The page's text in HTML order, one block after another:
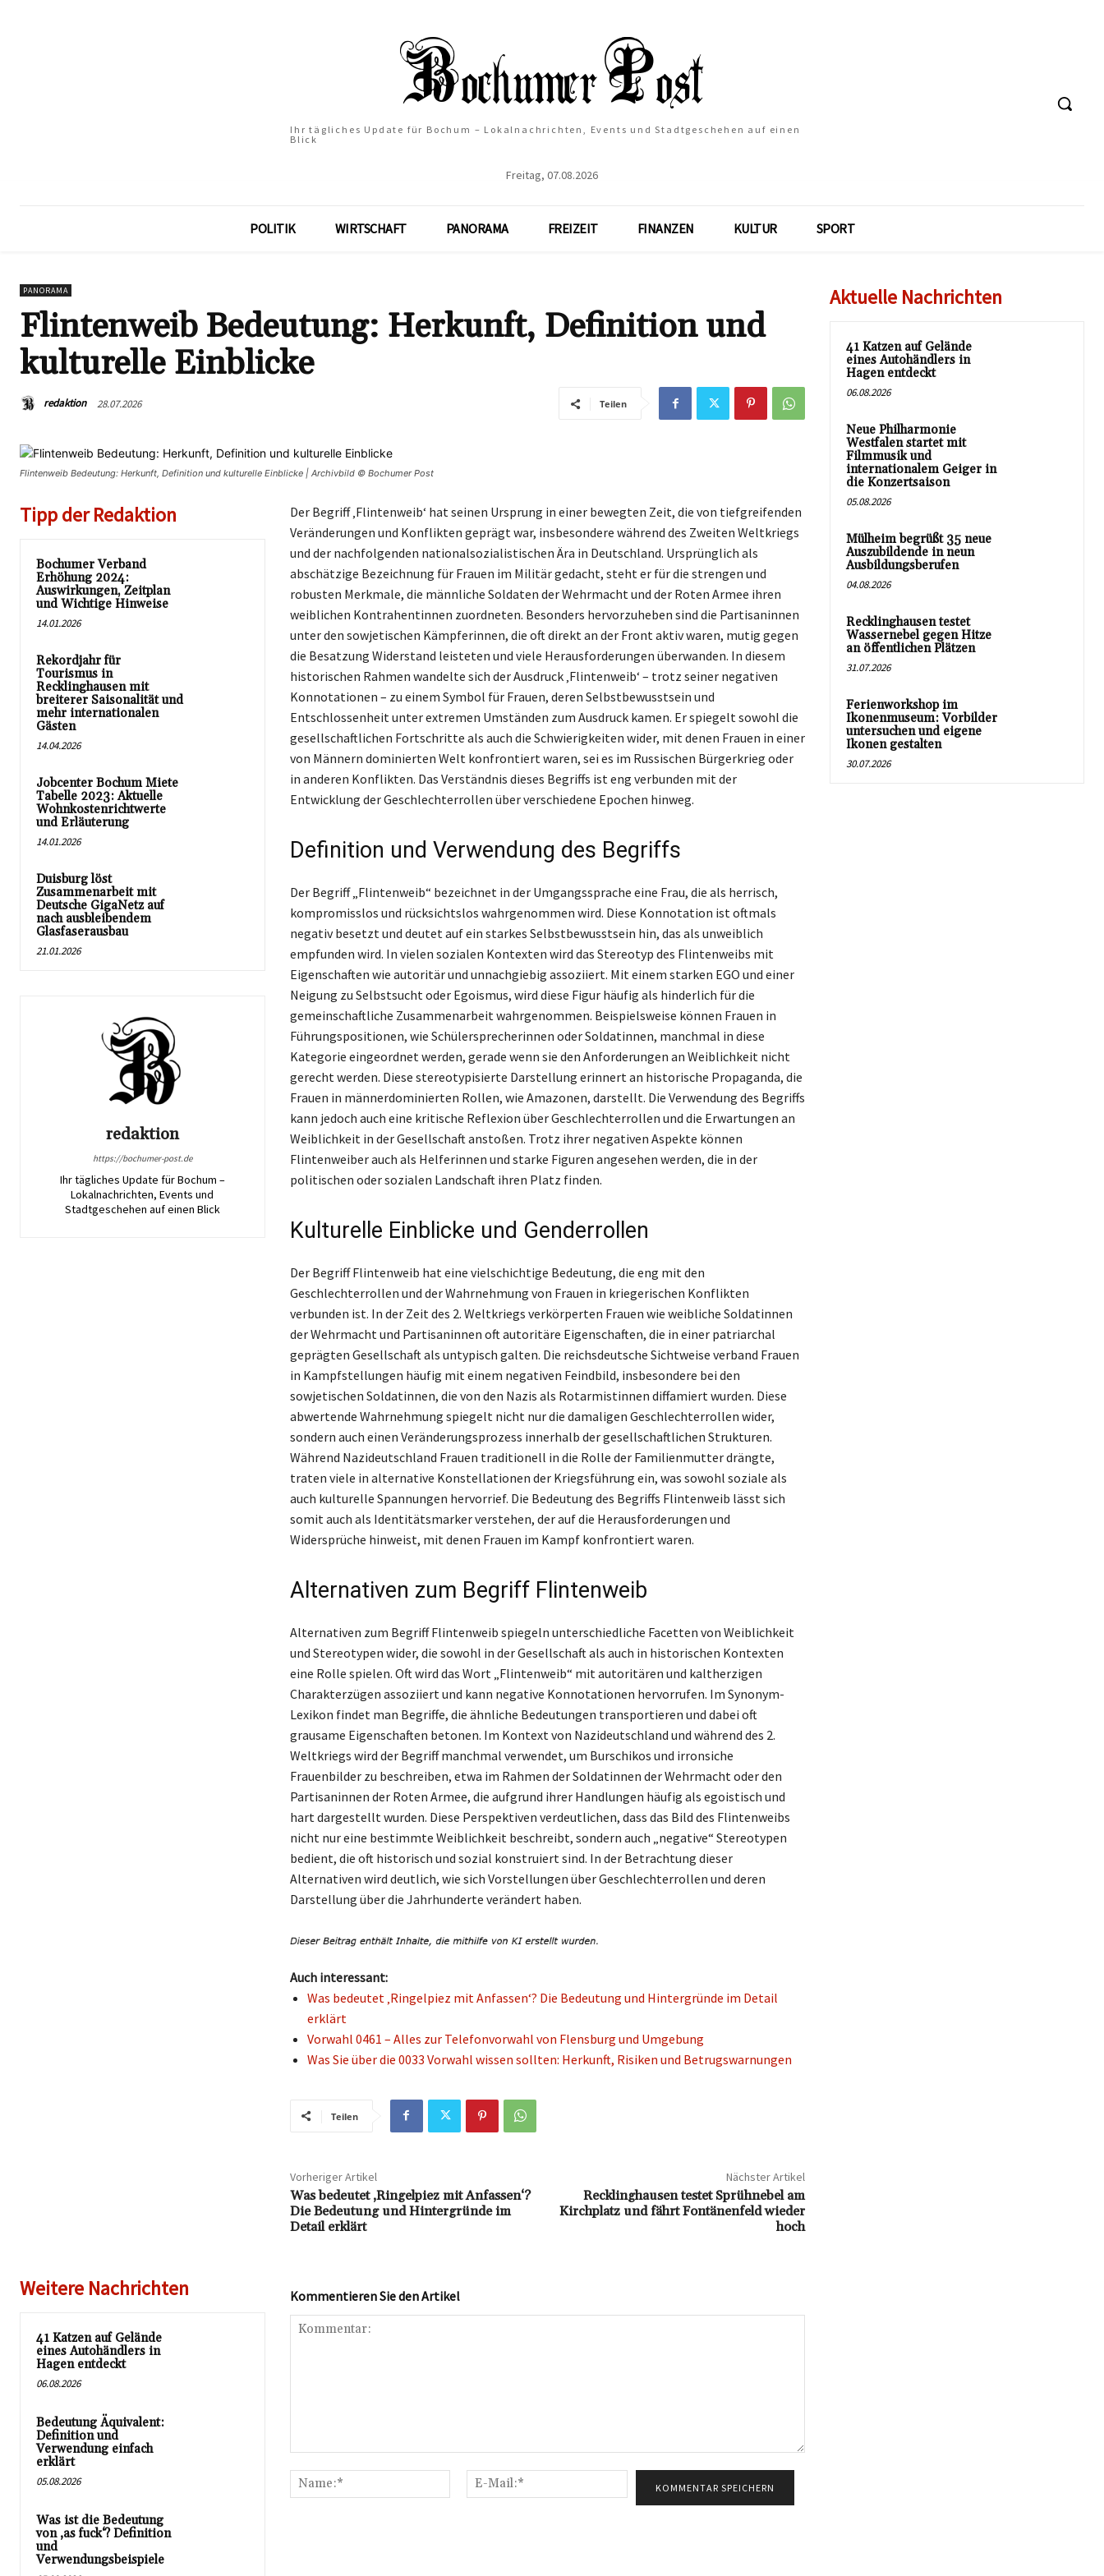
Ihr tägliches Update für Bochum – Lokalnachrichten, Events und Stadtgeschehen auf einen
Blick
Freitag, 07.08.2026
POLITIK WIRTSCHAFT PANORAMA FREIZEIT FINANZEN KULTUR SPORT
PANORAMA
Flintenweib Bedeutung: Herkunft, Definition und
kulturelle Einblicke
redaktion 28.07.2026 Teilen
Flintenweib Bedeutung: Herkunft, Definition und kulturelle Einblicke | Archivbild © Bochumer Post
Tipp der Redaktion
Bochumer Verband
Erhöhung 2024:
Auswirkungen, Zeitplan
und Wichtige Hinweise
14.01.2026
Rekordjahr für
Tourismus in
Recklinghausen mit
breiterer Saisonalität und
mehr internationalen
Gästen
14.04.2026
Jobcenter Bochum Miete
Tabelle 2023: Aktuelle
Wohnkostenrichtwerte
und Erläuterung
14.01.2026
Duisburg löst
Zusammenarbeit mit
Deutsche GigaNetz auf
nach ausbleibendem
Glasfaserausbau
21.01.2026
redaktion
https://bochumer-post.de
Ihr tägliches Update für Bochum –
Lokalnachrichten, Events und
Stadtgeschehen auf einen Blick
Der Begriff ‚Flintenweib‘ hat seinen Ursprung in einer bewegten Zeit, die von tiefgreifenden
Veränderungen und Konflikten geprägt war, insbesondere während des Zweiten Weltkriegs
und der nachfolgenden nationalsozialistischen Ära in Deutschland. Ursprünglich als
abschätzige Bezeichnung für Frauen im Militär gedacht, steht er für die strengen und
robusten Merkmale, die männliche Soldaten der Wehrmacht und der Roten Armee ihren
weiblichen Kontrahentinnen zuordneten. Besonders hervorzuheben sind die Partisaninnen
unter den sowjetischen Kämpferinnen, die oft direkt an der Front aktiv waren, mutig gegen
die Besatzung Widerstand leisteten und viele Herausforderungen überwanden. In diesem
historischen Rahmen wandelte sich der Ausdruck ‚Flintenweib‘ – trotz seiner negativen
Konnotationen – zu einem Symbol für Frauen, deren Selbstbewusstsein und
Entschlossenheit unter extremen Umständen zum Ausdruck kamen. Er spiegelt sowohl die
gesellschaftlichen Fortschritte als auch die Schwierigkeiten wider, mit denen Frauen in einer
von Männern dominierten Welt konfrontiert waren, sei es im Russischen Bürgerkrieg oder
in anderen Konflikten. Das Verständnis dieses Begriffs ist eng verbunden mit der
Entwicklung der Geschlechterrollen über verschiedene Epochen hinweg.
Definition und Verwendung des Begriffs
Der Begriff „Flintenweib“ bezeichnet in der Umgangssprache eine Frau, die als herrisch,
kompromisslos und rücksichtslos wahrgenommen wird. Diese Konnotation ist oftmals
negativ besetzt und deutet auf ein starkes Selbstbewusstsein hin, das als unweiblich
empfunden wird. In vielen sozialen Kontexten wird das Stereotyp des Flintenweibs mit
Eigenschaften wie autoritär und unnachgiebig assoziiert. Mit einem starken EGO und einer
Neigung zu Selbstsucht oder Egoismus, wird diese Figur häufig als hinderlich für die
gemeinschaftliche Zusammenarbeit wahrgenommen. Beispielsweise können Frauen in
Führungspositionen, wie Schülersprecherinnen oder Soldatinnen, manchmal in diese
Kategorie eingeordnet werden, gerade wenn sie den Anforderungen an Weiblichkeit nicht
gerecht werden. Diese stereotypisierte Darstellung erinnert an historische Propaganda, die
Frauen in männerdominierten Rollen, wie Amazonen, darstellt. Die Verwendung des Begriffs
kann jedoch auch eine kritische Reflexion über Geschlechterrollen und die Erwartungen an
Weiblichkeit in der Gesellschaft anstoßen. Trotz ihrer negativen Aspekte können
Flintenweiber auch als Helferinnen und starke Figuren angesehen werden, die in der
politischen oder sozialen Landschaft ihren Platz finden.
Kulturelle Einblicke und Genderrollen
Der Begriff Flintenweib hat eine vielschichtige Bedeutung, die eng mit den
Geschlechterrollen und der Wahrnehmung von Frauen in kriegerischen Konflikten
verbunden ist. In der Zeit des 2. Weltkriegs verkörperten Frauen wie weibliche Soldatinnen
der Wehrmacht und Partisaninnen oft autoritäre Eigenschaften, die in einer patriarchal
geprägten Gesellschaft als untypisch galten. Die reichsdeutsche Sichtweise verband Frauen
in Kampfstellungen häufig mit einem negativen Feindbild, insbesondere bei den
sowjetischen Soldatinnen, die von den Nazis als Rotarmistinnen diffamiert wurden. Diese
abwertende Wahrnehmung spiegelt nicht nur die damaligen Geschlechterrollen wider,
sondern auch einen Veränderungsprozess innerhalb der gesellschaftlichen Strukturen.
Während Nazideutschland Frauen traditionell in die Rolle der Familienmutter drängte,
traten viele in alternative Konstellationen der Kriegsführung ein, was sowohl soziale als
auch kulturelle Spannungen hervorrief. Die Bedeutung des Begriffs Flintenweib lässt sich
somit auch als Identitätsmarker verstehen, der auf die Herausforderungen und
Widersprüche hinweist, mit denen Frauen im Kampf konfrontiert waren.
Alternativen zum Begriff Flintenweib
Alternativen zum Begriff Flintenweib spiegeln unterschiedliche Facetten von Weiblichkeit
und Stereotypen wider, die sowohl in der Gesellschaft als auch in historischen Kontexten
eine Rolle spielen. Oft wird das Wort „Flintenweib“ mit autoritären und kaltherzigen
Charakterzügen assoziiert und kann negative Konnotationen hervorrufen. Im Synonym-
Lexikon findet man Begriffe, die ähnliche Bedeutungen transportieren und dabei oft
grausame Eigenschaften betonen. Im Kontext von Nazideutschland und während des 2.
Weltkriegs wird der Begriff manchmal verwendet, um Burschikos und irronsiche
Frauenbilder zu beschreiben, etwa im Rahmen der Soldatinnen der Wehrmacht oder den
Partisaninnen der Roten Armee, die aufgrund ihrer Handlungen häufig als egoistisch und
hart dargestellt wurden. Diese Perspektiven verdeutlichen, dass das Bild des Flintenweibs
nicht nur eine bestimmte Weiblichkeit beschreibt, sondern auch „negative“ Stereotypen
bedient, die oft historisch und sozial konstruiert sind. In der Betrachtung dieser
Alternativen wird deutlich, wie sich Vorstellungen über Geschlechterrollen und deren
Darstellung über die Jahrhunderte verändert haben.
Auch interessant:
Was bedeutet ‚Ringelpiez mit Anfassen‘? Die Bedeutung und Hintergründe im Detail
erklärt
Vorwahl 0461 – Alles zur Telefonvorwahl von Flensburg und Umgebung
Was Sie über die 0033 Vorwahl wissen sollten: Herkunft, Risiken und Betrugswarnungen
Teilen
Vorheriger Artikel
Was bedeutet ‚Ringelpiez mit Anfassen‘?
Die Bedeutung und Hintergründe im
Detail erklärt
Nächster Artikel
Recklinghausen testet Sprühnebel am
Kirchplatz und fährt Fontänenfeld wieder
hoch
Weitere Nachrichten
41 Katzen auf Gelände
eines Autohändlers in
Hagen entdeckt
06.08.2026
Bedeutung Äquivalent:
Definition und
Verwendung einfach
erklärt
05.08.2026
Was ist die Bedeutung
von ‚as fuck‘? Definition
und
Verwendungsbeispiele
Kommentieren Sie den Artikel
Name:*
Mail:*
Aktuelle Nachrichten
41 Katzen auf Gelände
eines Autohändlers in
Hagen entdeckt
06.08.2026
Neue Philharmonie
Westfalen startet mit
Filmmusik und
internationalem Geiger in
die Konzertsaison
05.08.2026
Mülheim begrüßt 35 neue
Auszubildende in neun
Ausbildungsberufen
04.08.2026
Recklinghausen testet
Wassernebel gegen Hitze
an öffentlichen Plätzen
31.07.2026
Ferienworkshop im
Ikonenmuseum: Vorbilder
untersuchen und eigene
Ikonen gestalten
30.07.2026